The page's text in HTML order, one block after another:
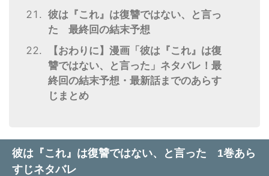
彼は『これ』は復讐ではない、と言っ
た 最終回の結末予想
【おわりに】漫画「彼は『これ』は復
讐ではない、と言った」ネタバレ！最
終回の結末予想・最新話までのあらす
じまとめ
彼は『これ』は復讐ではない、と言った 1巻あら
すじネタバレ